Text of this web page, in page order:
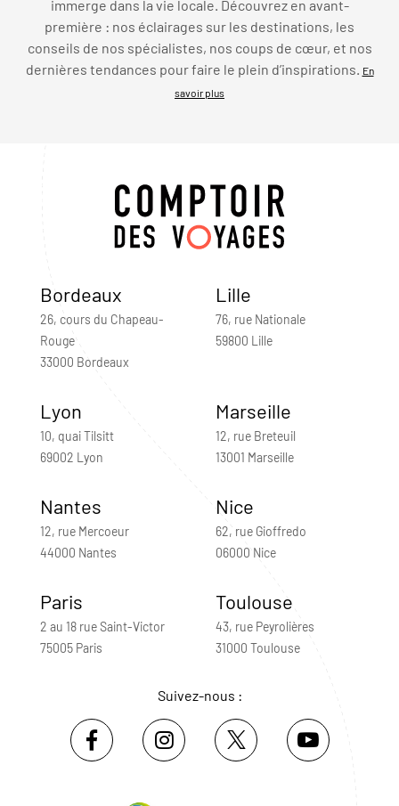
immerge dans la vie locale. Découvrez en avant-
première : nos éclairages sur les destinations, les
conseils de nos spécialistes, nos coups de cœur, et nos
dernières tendances pour faire le plein d’inspirations.
En
savoir plus
Bordeaux
26, cours du Chapeau-
Rouge
33000 Bordeaux
Lille
76, rue Nationale
59800 Lille
Lyon
10, quai Tilsitt
69002 Lyon
Marseille
12, rue Breteuil
13001 Marseille
Nantes
12, rue Mercoeur
44000 Nantes
Nice
62, rue Gioffredo
06000 Nice
Paris
2 au 18 rue Saint-Victor
75005 Paris
Toulouse
43, rue Peyrolières
31000 Toulouse
Suivez-nous :